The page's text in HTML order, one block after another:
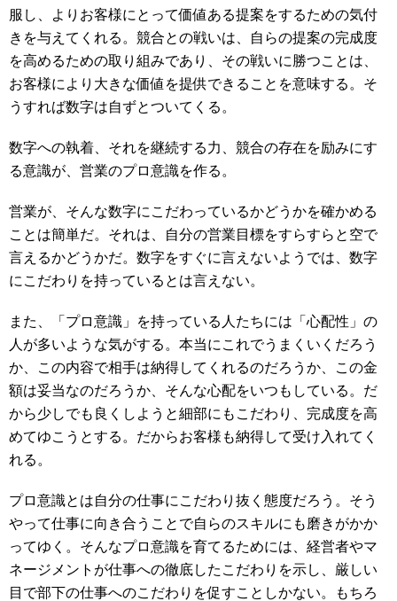
服し、よりお客様にとって価値ある提案をするための気付
きを与えてくれる。競合との戦いは、自らの提案の完成度
を高めるための取り組みであり、その戦いに勝つことは、
お客様により大きな価値を提供できることを意味する。そ
うすれば数字は自ずとついてくる。
数字への執着、それを継続する力、競合の存在を励みにす
る意識が、営業のプロ意識を作る。
営業が、そんな数字にこだわっているかどうかを確かめる
ことは簡単だ。それは、自分の営業目標をすらすらと空で
言えるかどうかだ。数字をすぐに言えないようでは、数字
にこだわりを持っているとは言えない。
また、「プロ意識」を持っている人たちには「心配性」の
人が多いような気がする。本当にこれでうまくいくだろう
か、この内容で相手は納得してくれるのだろうか、この金
額は妥当なのだろうか、そんな心配をいつもしている。だ
から少しでも良くしようと細部にもこだわり、完成度を高
めてゆこうとする。だからお客様も納得して受け入れてく
れる。
プロ意識とは自分の仕事にこだわり抜く態度だろう。そう
やって仕事に向き合うことで自らのスキルにも磨きがかか
ってゆく。そんなプロ意識を育てるためには、経営者やマ
ネージメントが仕事への徹底したこだわりを示し、厳しい
目で部下の仕事へのこだわりを促すことしかない。もちろ